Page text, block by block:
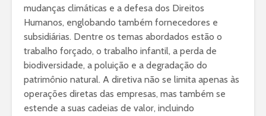
mudanças climáticas e a defesa dos Direitos
Humanos, englobando também fornecedores e
subsidiárias. Dentre os temas abordados estão o
trabalho forçado, o trabalho infantil, a perda de
biodiversidade, a poluição e a degradação do
patrimônio natural. A diretiva não se limita apenas às
operações diretas das empresas, mas também se
estende a suas cadeias de valor, incluindo